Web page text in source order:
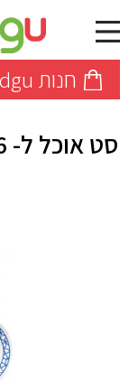
חנות idgu